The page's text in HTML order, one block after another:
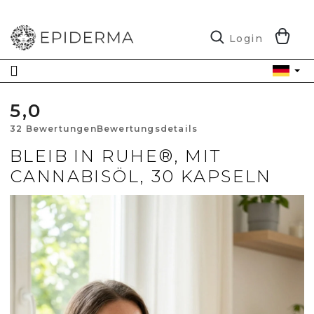
springen
Login
5,0Die
ist
5,0
von
32 BewertungenBewertungsdetails
BLEIB IN RUHE®, MIT
CANNABISÖL, 30 KAPSELN